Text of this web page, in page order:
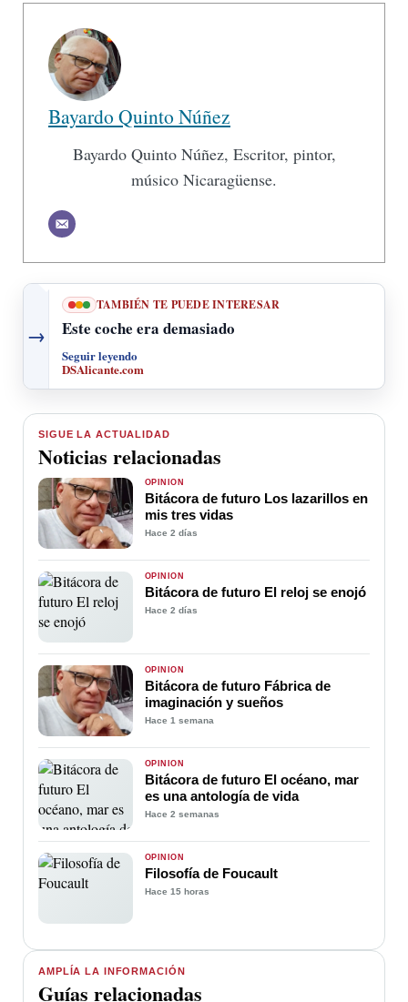
Bayardo Quinto Núñez
Bayardo Quinto Núñez, Escritor, pintor,
músico Nicaragüense.
→
TAMBIÉN TE PUEDE INTERESAR
Este coche era demasiado
Seguir leyendo
DSAlicante.com
AMPLÍA LA INFORMACIÓN
Guías relacionadas
SIGUE LA ACTUALIDAD
Noticias relacionadas
OPINIÓN
Bitácora de futuro Los lazarillos en
mis tres vidas
Hace 2 días
OPINIÓN
Bitácora de futuro El reloj se enojó
Hace 2 días
OPINIÓN
Bitácora de futuro Fábrica de
imaginación y sueños
Hace 1 semana
OPINIÓN
Bitácora de futuro El océano, mar
es una antología de vida
Hace 2 semanas
OPINIÓN
Filosofía de Foucault
Hace 15 horas